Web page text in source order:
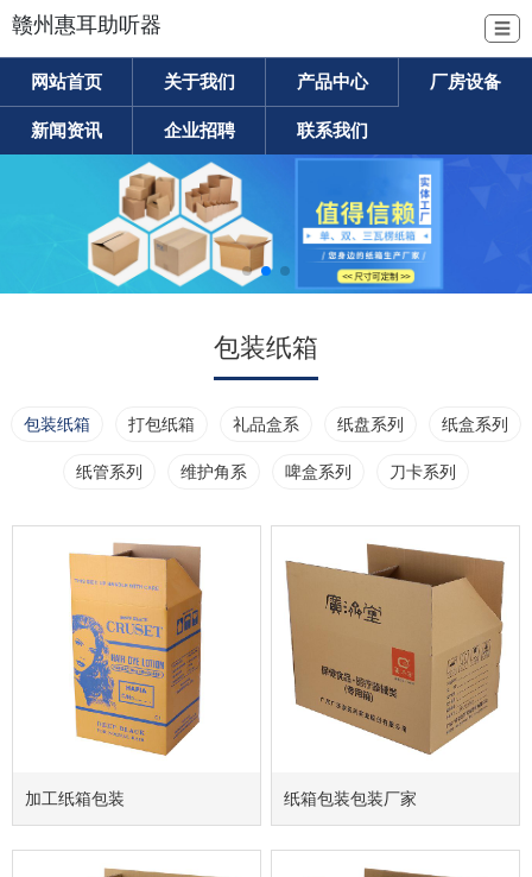
赣州惠耳助听器 ☰
网站首页 关于我们 产品中心 厂房设备
新闻资讯 企业招聘 联系我们
包装纸箱
包装纸箱 打包纸箱 礼品盒系 纸盘系列 纸盒系列
纸管系列 维护角系 啤盒系列 刀卡系列
加工纸箱包装 纸箱包装包装厂家